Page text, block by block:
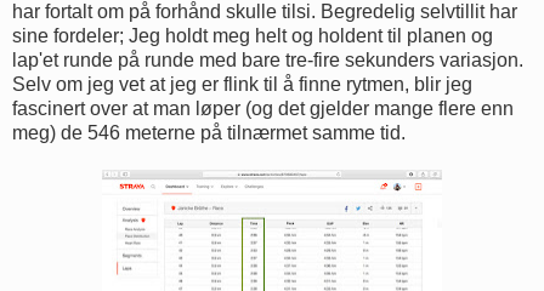
har fortalt om på forhånd skulle tilsi. Begredelig selvtillit har
sine fordeler; Jeg holdt meg helt og holdent til planen og
lap'et runde på runde med bare tre-fire sekunders variasjon.
Selv om jeg vet at jeg er flink til å finne rytmen, blir jeg
fascinert over at man løper (og det gjelder mange flere enn
meg) de 546 meterne på tilnærmet samme tid.